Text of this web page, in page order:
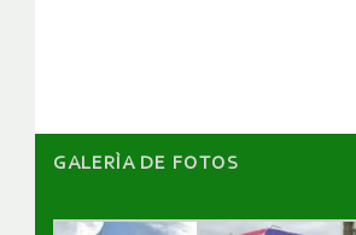
GALERÌA DE FOTOS